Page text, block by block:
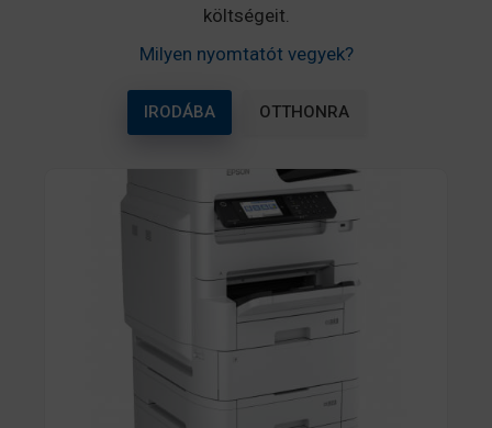
A képre kattintva megtekintheti az összes
készülékeinket.
Amennyiben Ön az árajánlat elküldéséhez
máshol kedvezőbb ajánlatot, úgy
természetesen ajánlatunkat azonnal a
kedvezőbb ár alapján módosítjuk és
visszaigazoljuk az Ön számára.
A GARANCIA ÉRVÉNYESÍTÉSÉHEZ A
KÖVETKEZŐKET KELL TENNIE:
költségeit.
Milyen nyomtatót vegyek?
IRODÁBA OTTHONRA